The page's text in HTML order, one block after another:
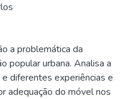
a problemática da
popular urbana. Analisa a
diferentes experiências e
adequação do móvel nos